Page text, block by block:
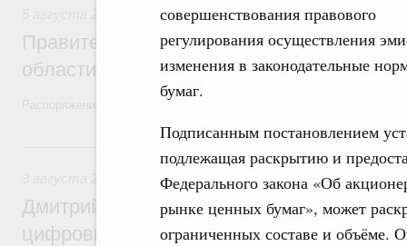
совершенствования правового
регулирования осуществления
изменения в законодательные
бумаг.
Подписанным постановлением
подлежащая раскрытию и
Федерального закона «Об
рынке ценных бумаг», может
ограниченных составе и объёме.
Национальный проект «Экологическое
Правительство увеличило объём
области в рамках федерального
Регулирование в сфере торговли.
Дмитрий Григоренко возглавил штаб по
цифровых платформ